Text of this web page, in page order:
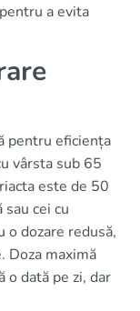
a evita
pentru eficiența
vârsta sub 65
este de 50
sau cei cu
o dozare redusă,
Doza maximă
o dată pe zi, dar